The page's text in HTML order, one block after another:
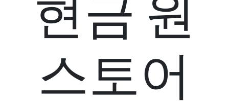
현금 원
스토어